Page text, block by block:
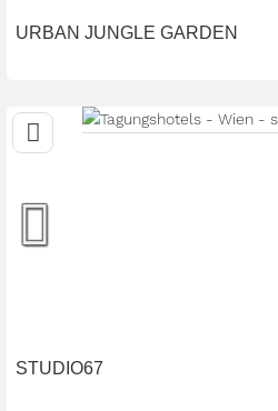
URBAN JUNGLE GARDEN
Art der Location: Meetingroom
Seminarteilnehmer:
STUDIO67